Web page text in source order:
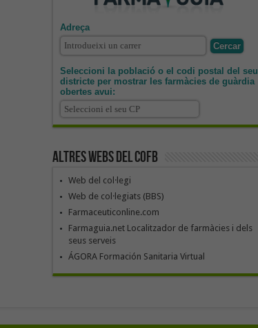
Adreça
Seleccioni la població o el codi postal del seu
districte per mostrar les farmàcies de guàrdia
obertes avui:
Altres webs del COFB
Web del col·legi
Web de col·legiats (BBS)
Farmaceuticonline.com
Farmaguia.net Localitzador de farmàcies i dels
seus serveis
ÁGORA Formación Sanitaria Virtual